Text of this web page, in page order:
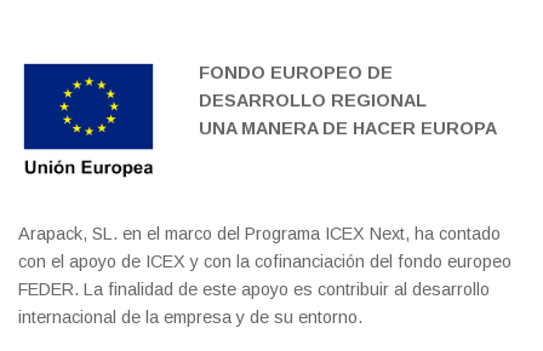
FONDO EUROPEO DE
DESARROLLO REGIONAL
UNA MANERA DE HACER EUROPA
Arapack, SL. en el marco del Programa ICEX Next, ha contado
con el apoyo de ICEX y con la cofinanciación del fondo europeo
FEDER. La finalidad de este apoyo es contribuir al desarrollo
internacional de la empresa y de su entorno.